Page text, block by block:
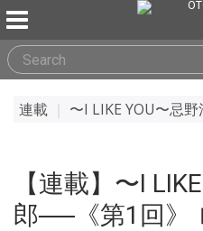
連載
〜I LIKE YOU〜忌野
【連載】〜I
郎──《第1回》